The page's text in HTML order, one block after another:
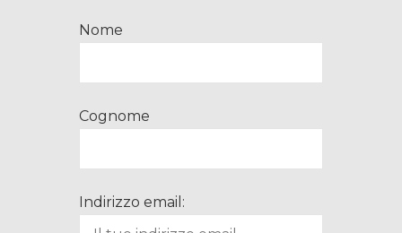
Nome
Cognome
Indirizzo email: